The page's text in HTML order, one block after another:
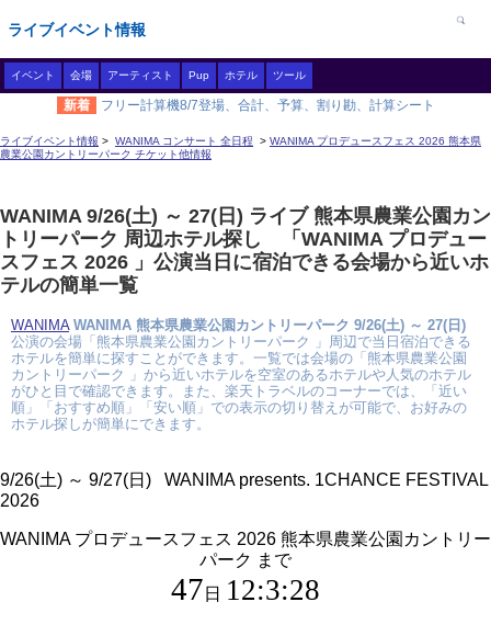
ライブイベント情報
イベント 会場 アーティスト Pup ホテル ツール
新着 フリー計算機8/7登場、合計、予算、割り勘、計算シート
ライブイベント情報 > WANIMA コンサート 全日程 > WANIMA プロデュースフェス 2026 熊本県
農業公園カントリーパーク チケット他情報
WANIMA 9/26(土) ～ 27(日) ライブ 熊本県農業公園カン
トリーパーク 周辺ホテル探し 「WANIMA プロデュー
スフェス 2026 」公演当日に宿泊できる会場から近いホ
テルの簡単一覧
WANIMA WANIMA 熊本県農業公園カントリーパーク 9/26(土) ～ 27(日)
公演の会場「熊本県農業公園カントリーパーク 」周辺で当日宿泊できる
ホテルを簡単に探すことができます。一覧では会場の「熊本県農業公園
カントリーパーク 」から近いホテルを空室のあるホテルや人気のホテル
がひと目で確認できます。また、楽天トラベルのコーナーでは、「近い
順」「おすすめ順」「安い順」での表示の切り替えが可能で、お好みの
ホテル探しが簡単にできます。
9/26(土) ～ 9/27(日) WANIMA presents. 1CHANCE FESTIVAL
2026
WANIMA プロデュースフェス 2026 熊本県農業公園カントリー
パーク まで
47 日 12:3:28